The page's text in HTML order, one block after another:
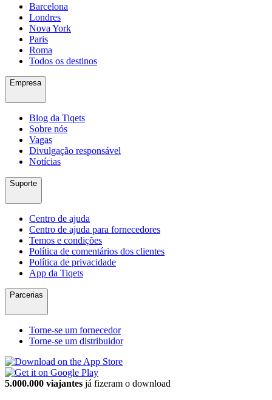
Barcelona
Londres
Nova York
Paris
Roma
Todos os destinos
Empresa
Blog da Tiqets
Sobre nós
Vagas
Divulgação responsável
Notícias
Suporte
Centro de ajuda
Centro de ajuda para fornecedores
Temos e condições
Política de comentários dos clientes
Política de privacidade
App da Tiqets
Parcerias
Torne-se um fornecedor
Torne-se um distribuidor
5.000.000 viajantes já fizeram o download